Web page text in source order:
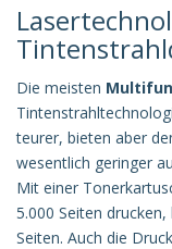
Die meisten
teurer, bieten aber
wesentlich geringer
Mit einer
5.000 Seiten
Seiten. Auch die